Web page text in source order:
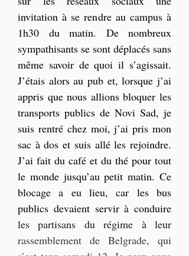
invitation à se rendre au campus à
1h30 du matin. De nombreux
sympathisants se sont déplacés sans
même savoir de quoi il s’agissait.
J’étais alors au pub et, lorsque j’ai
appris que nous allions bloquer les
transports publics de Novi Sad, je
suis rentré chez moi, j’ai pris mon
sac à dos et suis allé les rejoindre.
J’ai fait du café et du thé pour tout
le monde jusqu’au petit matin. Ce
blocage a eu lieu, car les bus
publics devaient servir à conduire
les partisans du régime à leur
rassemblement de Belgrade, qui